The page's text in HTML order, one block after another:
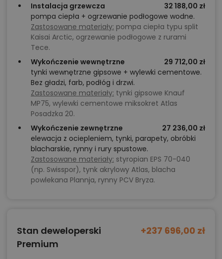
Instalacja grzewcza
32 188,00 zł
pompa ciepła + ogrzewanie podłogowe wodne.
Zastosowane materiały: pompa ciepła typu split
Kaisai Arctic, ogrzewanie podłogowe z rurami
Tece.
Wykończenie wewnętrzne
29 712,00 zł
tynki wewnętrzne gipsowe + wylewki cementowe.
Bez gładzi, farb, podłóg i drzwi.
Zastosowane materiały: tynki gipsowe Knauf
MP75, wylewki cementowe miksokret Atlas
Posadzka 20.
Wykończenie zewnętrzne
27 236,00 zł
elewacja z ociepleniem, tynki, parapety, obróbki
blacharskie, rynny i rury spustowe.
Zastosowane materiały: styropian EPS 70-040
(np. Swisspor), tynk akrylowy Atlas, blacha
powlekana Plannja, rynny PCV Bryza.
Stan deweloperski
Premium
+237 696,00 zł